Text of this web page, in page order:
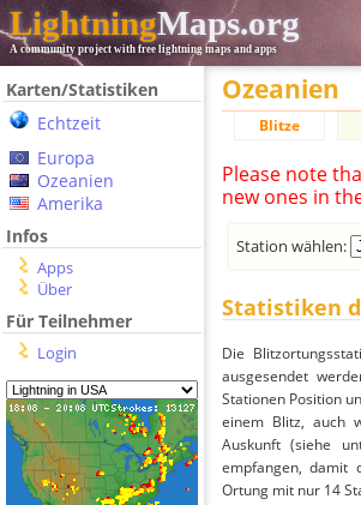
LightningMaps.org
A community project with free lightning maps and apps
Karten/Statistiken
Echtzeit
Europa
Ozeanien
Amerika
Infos
Apps
Über
Für Teilnehmer
Login
Ozeanien
Blitze
Please note
new ones in
Station wählen:
Statistiken
Die
ausgesendet
Stationen Position
einem Blitz, auch
Auskunft (siehe
empfangen, damit
Ortung mit nur 14